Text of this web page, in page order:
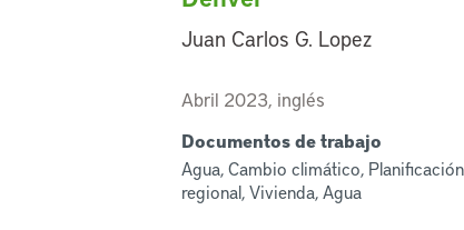
Juan Carlos G. Lopez
Abril 2023, inglés
Documentos de trabajo
Agua, Cambio climático,
regional, Vivienda, Agua